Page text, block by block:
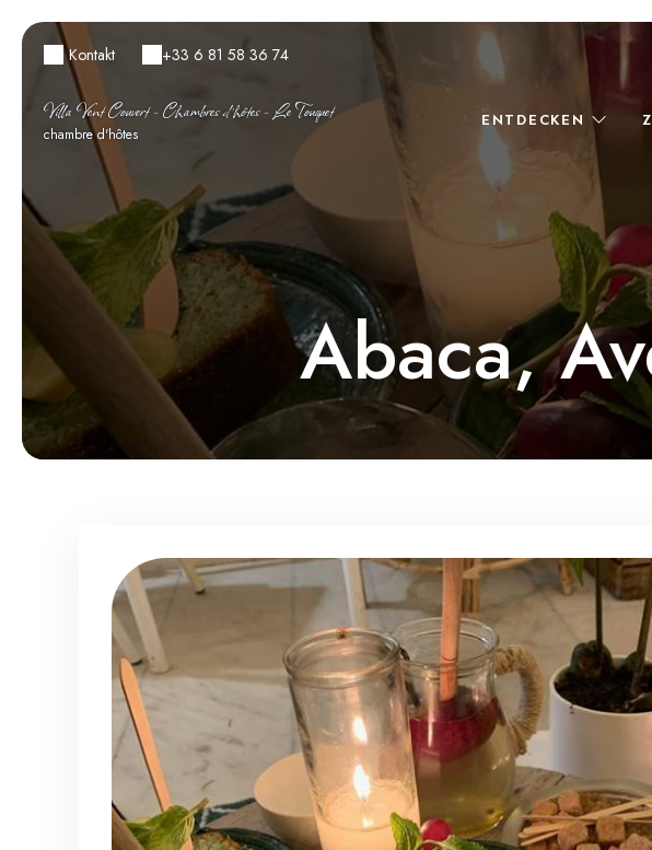
Kontakt +33 6 81 58 36 74
Villa Vent Couvert - Chambres d’hôtes - Le Touquet
chambre d'hôtes
ENTDECKEN
Abaca,